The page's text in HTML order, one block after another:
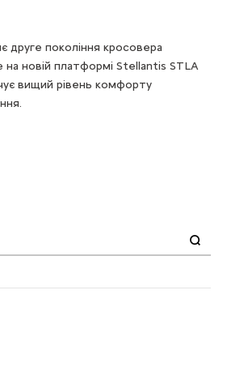
друге покоління кросовера
новій платформі Stellantis STLA
вищий рівень комфорту